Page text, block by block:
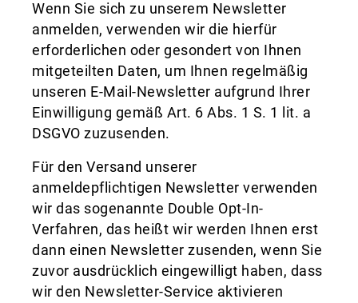
Wenn Sie sich zu unserem Newsletter
anmelden, verwenden wir die hierfür
erforderlichen oder gesondert von Ihnen
mitgeteilten Daten, um Ihnen regelmäßig
unseren E-Mail-Newsletter aufgrund Ihrer
Einwilligung gemäß Art. 6 Abs. 1 S. 1 lit. a
DSGVO zuzusenden.
Für den Versand unserer
anmeldepflichtigen Newsletter verwenden
wir das sogenannte Double Opt-In-
Verfahren, das heißt wir werden Ihnen erst
dann einen Newsletter zusenden, wenn Sie
zuvor ausdrücklich eingewilligt haben, dass
wir den Newsletter-Service aktivieren